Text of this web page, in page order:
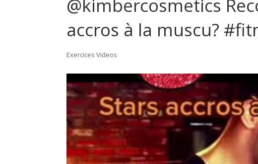
@kimbercosmetics
accros à la muscu?
Exercices Videos